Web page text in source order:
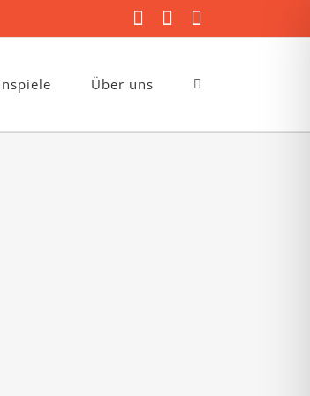
FacebookInstagram
Mail
Über uns